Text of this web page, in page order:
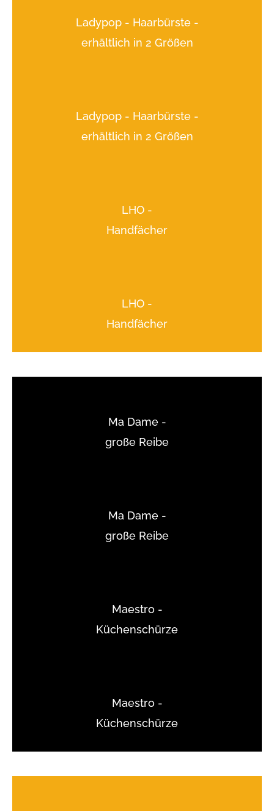
Ladypop - Haarbürste -
erhältlich in 2 Größen
Ladypop - Haarbürste -
erhältlich in 2 Größen
LHO -
Handfächer
LHO -
Handfächer
Ma Dame -
große Reibe
Ma Dame -
große Reibe
Maestro -
Küchenschürze
Maestro -
Küchenschürze